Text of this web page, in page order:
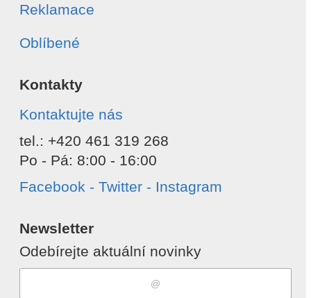
Reklamace
Oblíbené
Kontakty
Kontaktujte nás
tel.: +420 461 319 268
Po - Pá: 8:00 - 16:00
Facebook - Twitter - Instagram
Newsletter
Odebírejte aktuální novinky